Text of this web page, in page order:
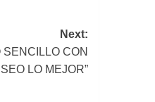
Next:
CON
LO MEJOR”